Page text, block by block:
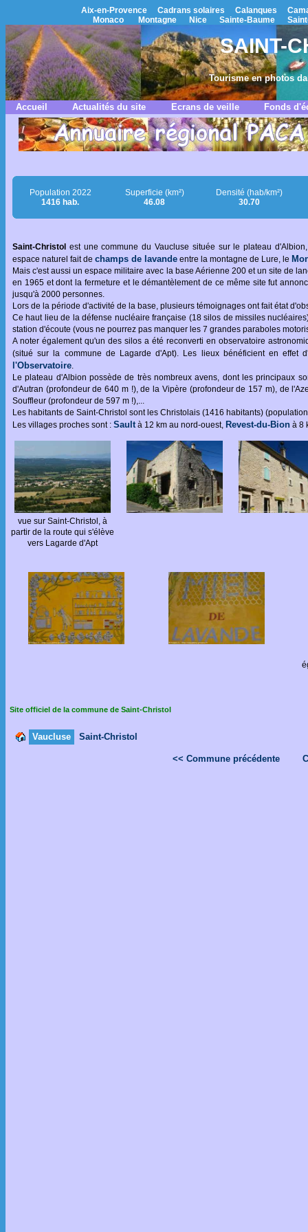
Aix-en-Provence Cadrans solaires Calanques
Monaco
Montagne Nice Sainte-Baume
SAINT-
Tourisme en photos
Accueil Actualités du site Ecrans de veille Fonds
Population 2022
1416 hab.
Superficie (km²)
46.08
Densité (hab/km²)
30.70
Saint-Christol est une commune du Vaucluse située sur le plateau
espace naturel fait de champs de lavande entre la montagne de Lure, le
Mais c'est aussi un espace militaire avec la base Aérienne 200 et un site de
en 1965 et dont la fermeture et le démantèlement de ce même site fut
jusqu'à 2000 personnes.
Lors de la période d'activité de la base, plusieurs témoignages ont fait état
Ce haut lieu de la défense nucléaire française (18 silos de missiles
station d'écoute (vous ne pourrez pas manquer les 7 grandes paraboles
A noter également qu'un des silos a été reconverti en observatoire
(situé sur la commune de Lagarde d'Apt). Les lieux bénéficient en
l'Observatoire.
Le plateau d'Albion possède de très nombreux avens, dont les principaux
d'Autran (profondeur de 640 m !), de la Vipère (profondeur de 157 m), de
Souffleur (profondeur de 597 m !),...
Les habitants de Saint-Christol sont les Christolais (1416 habitants)
Les villages proches sont : Saultà 12 km au nord-ouest, Revest-du-Bion à 8
vue sur Saint-Christol, à
partir de la route qui s'élève
vers Lagarde d'Apt
Site officiel de la commune de Saint-Christol
Vaucluse Saint-Christol
<< Commune précédente